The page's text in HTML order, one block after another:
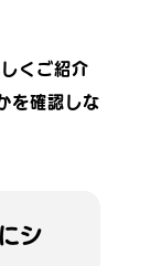
くご紹介
を確認しな
シ